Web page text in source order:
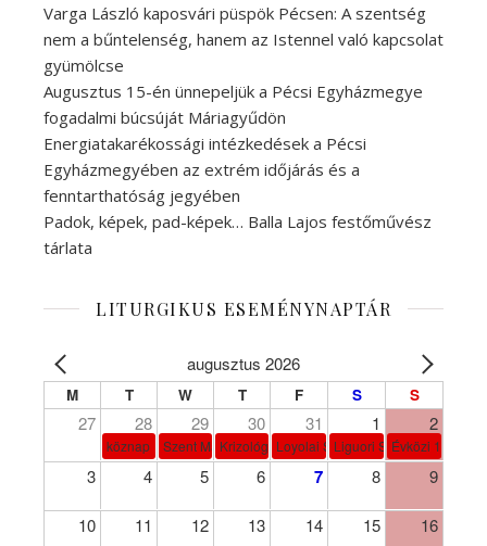
Varga László kaposvári püspök Pécsen: A szentség
nem a bűntelenség, hanem az Istennel való kapcsolat
gyümölcse
Augusztus 15-én ünnepeljük a Pécsi Egyházmegye
fogadalmi búcsúját Máriagyűdön
Energiatakarékossági intézkedések a Pécsi
Egyházmegyében az extrém időjárás és a
fenntarthatóság jegyében
Padok, képek, pad-képek… Balla Lajos festőművész
tárlata
LITURGIKUS ESEMÉNYNAPTÁR
augusztus 2026
M T W T F S S
27 28 29 30 31 1 2
köznap Szent Márta, Mária és Lázár
Krizológ Szent Péter
Loyolai Szent IgnácLiguori Szent Alfonz pk-et.
Évközi 18.
3 4 5 6 7 8 9
10 11 12 13 14 15 16